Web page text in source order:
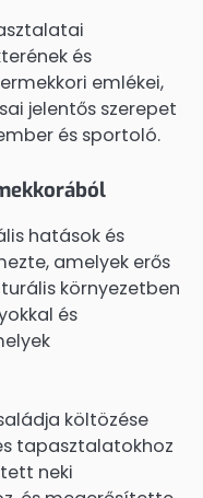
és
emlékei,
jelentős szerepet
és sportoló.
hatások és
amelyek erős
környezetben
és
költözése
tapasztalatokhoz
neki